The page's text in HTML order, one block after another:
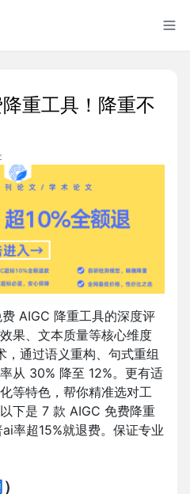
重工具！降重不
AIGC 降重工具的深度评
果、文本质量等核心维度
，通过语义重构、句式重组
从 30% 降至 12%。更有适
等特色，帮你精准选对工
下是 7 款 AIGC 免费降重
率超15%就退费。保证专业
）